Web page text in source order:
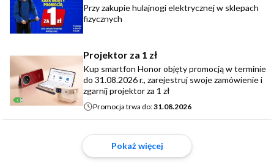
Przy zakupie hulajnogi elektrycznej w sklepach
fizycznych
Projektor za 1 zł
Kup smartfon Honor objęty promocją w terminie
do 31.08.2026 r., zarejestruj swoje zamówienie i
zgarnij projektor za 1 zł
Promocja trwa do:31.08.2026
Pokaż więcej